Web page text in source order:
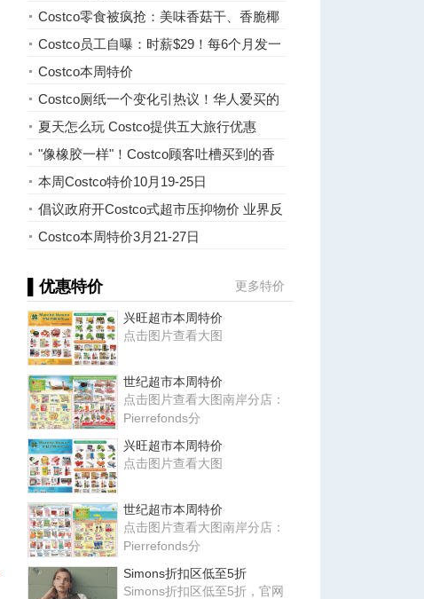
Costco零食被疯抢：美味香菇干、香脆椰
子卷
Costco员工自曝：时薪$29！每6个月发一
次奖金！
Costco本周特价
Costco厕纸一个变化引热议！华人爱买的
全中招！
夏天怎么玩 Costco提供五大旅行优惠
"像橡胶一样"！Costco顾客吐槽买到的香
蕉是假的：很硬，掰不动！ ...
本周Costco特价10月19-25日
倡议政府开Costco式超市压抑物价 业界反
呛「无常识」
Costco本周特价3月21-27日
▌优惠特价 更多特价
兴旺超市本周特价
点击图片查看大图
世纪超市本周特价
点击图片查看大图南岸分店：
Pierrefonds分
兴旺超市本周特价
点击图片查看大图
世纪超市本周特价
点击图片查看大图南岸分店：
Pierrefonds分
Simons折扣区低至5折
Simons折扣区低至5折，官网